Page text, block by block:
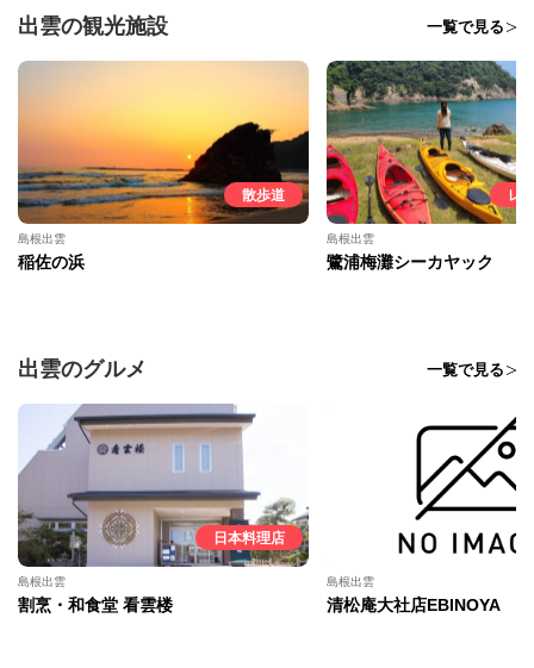
出雲の観光施設 一覧で見る
散歩道
島根出雲
稲佐の浜
レ
島根出雲
鷺浦梅灘シーカヤック
出雲のグルメ 一覧で見る
日本料理店
島根出雲
割烹・和食堂 看雲楼
島根出雲
清松庵大社店EBINOYA